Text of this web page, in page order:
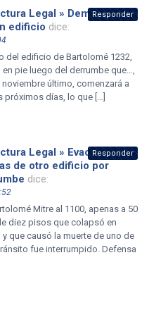
Legal » Demuelen lo
edificio dice:
del edificio de Bartolomé 1232,
en pie luego del derrumbe que…,
último, comenzará a
próximos días, lo que […]
Responder
Legal » Evacuaron a
de otro edificio por
dice:
Mitre al 1100, apenas a 50
diez pisos que colapsó en
que causó la muerte de uno de
fue interrumpido. Defensa
Responder